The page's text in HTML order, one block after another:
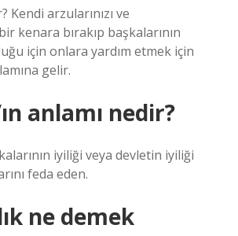
Kendi arzularınızı ve
kenara bırakıp başkalarının
için onlara yardım etmek için
gelir.
anlamı nedir?
iyiliği veya devletin iyiliği
feda eden.
ne demek